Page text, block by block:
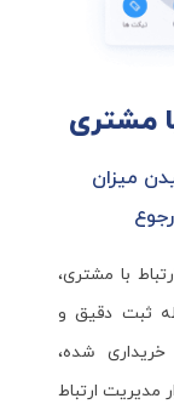
مشتری
میزان
با مشتری،
ثبت دقیق و
خریداری شده،
مدیریت ارتباط